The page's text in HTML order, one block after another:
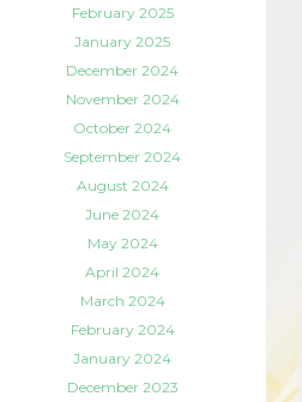
February 2025
January 2025
December 2024
November 2024
October 2024
September 2024
August 2024
June 2024
May 2024
April 2024
March 2024
February 2024
January 2024
December 2023